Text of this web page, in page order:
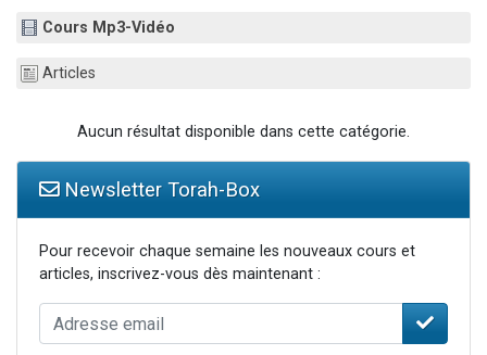
Cours Mp3-Vidéo
Articles
Aucun résultat disponible dans cette catégorie.
Newsletter Torah-Box
Pour recevoir chaque semaine les nouveaux cours et
articles, inscrivez-vous dès maintenant :